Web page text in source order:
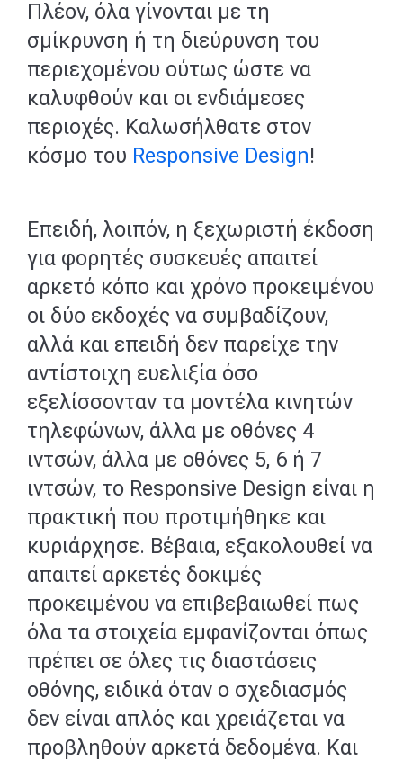
Πλέον, όλα γίνονται με τη
σμίκρυνση ή τη διεύρυνση του
περιεχομένου ούτως ώστε να
καλυφθούν και οι ενδιάμεσες
περιοχές. Καλωσήλθατε στον
κόσμο του Responsive Design!
Επειδή, λοιπόν, η ξεχωριστή έκδοση
για φορητές συσκευές απαιτεί
αρκετό κόπο και χρόνο προκειμένου
οι δύο εκδοχές να συμβαδίζουν,
αλλά και επειδή δεν παρείχε την
αντίστοιχη ευελιξία όσο
εξελίσσονταν τα μοντέλα κινητών
τηλεφώνων, άλλα με οθόνες 4
ιντσών, άλλα με οθόνες 5, 6 ή 7
ιντσών, το Responsive Design είναι η
πρακτική που προτιμήθηκε και
κυριάρχησε. Βέβαια, εξακολουθεί να
απαιτεί αρκετές δοκιμές
προκειμένου να επιβεβαιωθεί πως
όλα τα στοιχεία εμφανίζονται όπως
πρέπει σε όλες τις διαστάσεις
οθόνης, ειδικά όταν ο σχεδιασμός
δεν είναι απλός και χρειάζεται να
προβληθούν αρκετά δεδομένα. Και